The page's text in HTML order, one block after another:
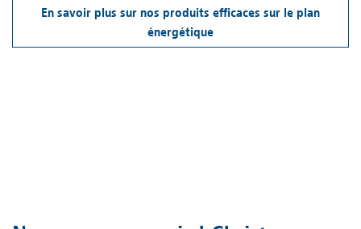
En savoir plus sur nos produits efficaces sur le plan
énergétique